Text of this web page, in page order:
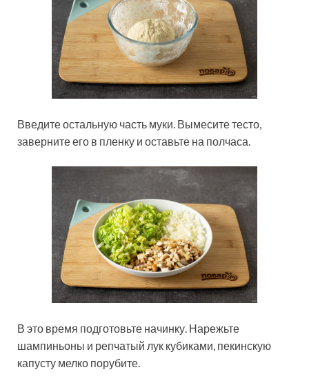
Введите остальную часть муки. Вымесите тесто,
заверните его в пленку и оставьте на полчаса.
В это время подготовьте начинку. Нарежьте
шампиньоны и репчатый лук кубиками, пекинскую
капусту мелко порубите.